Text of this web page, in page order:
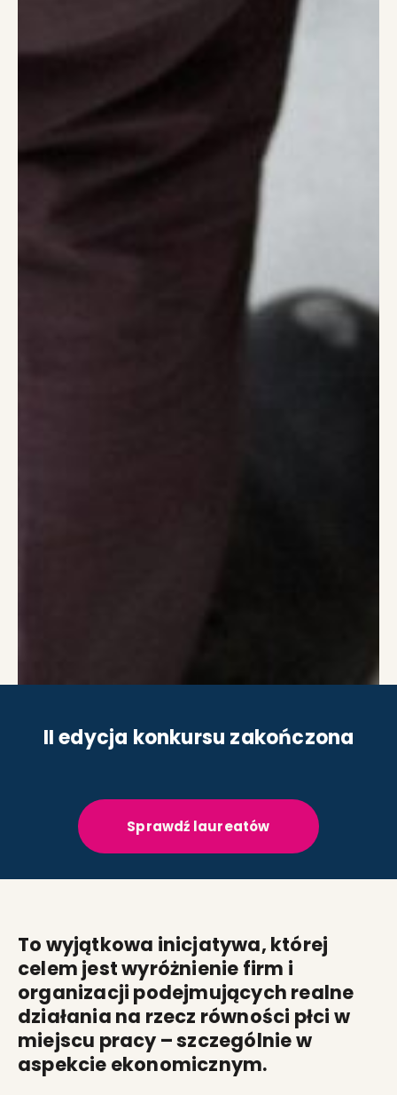
II edycja konkursu zakończona
Sprawdź laureatów
To wyjątkowa inicjatywa, której
celem jest wyróżnienie firm i
organizacji podejmujących realne
działania na rzecz równości płci w
miejscu pracy – szczególnie w
aspekcie ekonomicznym.